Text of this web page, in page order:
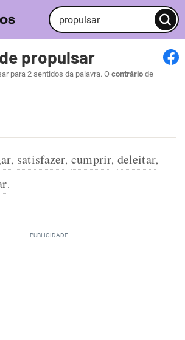
propulsar
para 2 sentidos da palavra. O contrário de
, satisfazer, cumprir, deleitar,
.